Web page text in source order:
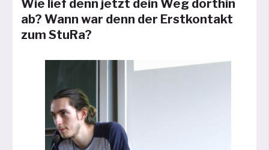
Wie lief denn jetzt dein Weg dorthin
ab? Wann war denn der Erstkontakt
zum StuRa?